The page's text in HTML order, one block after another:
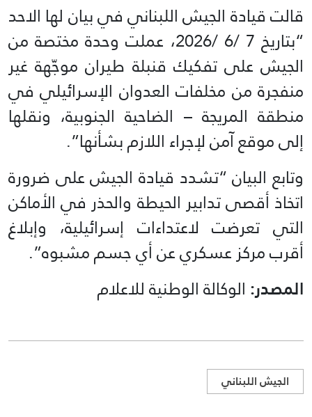
قالت قيادة الجيش اللبناني في بيان لها الاحد
“بتاريخ 7 /6 /2026، عملت وحدة مختصة من
الجيش على تفكيك قنبلة طيران موجّهة غير
منفجرة من مخلفات العدوان الإسرائيلي في
منطقة المريجة – الضاحية الجنوبية، ونقلها
إلى موقع آمن لإجراء اللازم بشأنها”.
وتابع البيان “تشدد قيادة الجيش على ضرورة
اتخاذ أقصى تدابير الحيطة والحذر في الأماكن
التي تعرضت لاعتداءات إسرائيلية، وإبلاغ
أقرب مركز عسكري عن أي جسم مشبوه”.
المصدر: الوكالة الوطنية للاعلام
الجيش اللبناني